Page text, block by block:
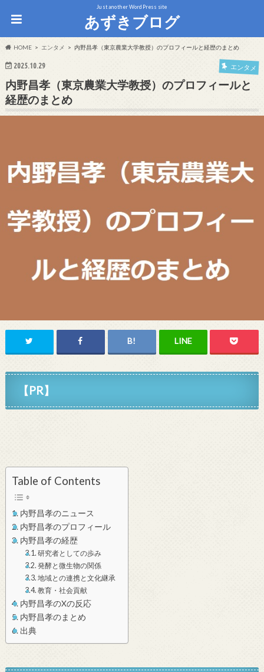
Just another WordPress site
あずきブログ
HOME エンタメ 内野昌孝（東京農業大学教授）のプロフィールと経歴のまとめ
2025.10.29 エンタメ
内野昌孝（東京農業大学教授）のプロフィールと
経歴のまとめ
【PR】
Table of Contents
内野昌孝のニュース
内野昌孝のプロフィール
内野昌孝の経歴
研究者としての歩み
発酵と微生物の関係
地域との連携と文化継承
教育・社会貢献
内野昌孝のXの反応
内野昌孝のまとめ
出典